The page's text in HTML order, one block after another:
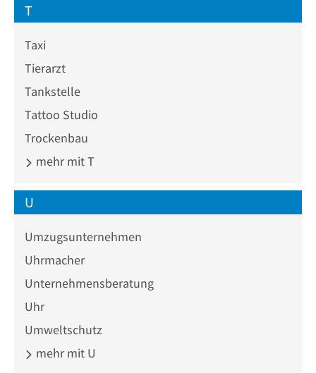
T
Taxi
Tierarzt
Tankstelle
Tattoo Studio
Trockenbau
mehr mit T
U
Umzugsunternehmen
Uhrmacher
Unternehmensberatung
Uhr
Umweltschutz
mehr mit U